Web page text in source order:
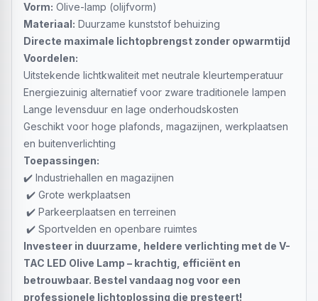
Vorm: Olive-lamp (olijfvorm)
Materiaal: Duurzame kunststof behuizing
Directe maximale lichtopbrengst zonder opwarmtijd
Voordelen:
Uitstekende lichtkwaliteit met neutrale kleurtemperatuur
Energiezuinig alternatief voor zware traditionele lampen
Lange levensduur en lage onderhoudskosten
Geschikt voor hoge plafonds, magazijnen, werkplaatsen
en buitenverlichting
Toepassingen:
✔️ Industriehallen en magazijnen
✔️ Grote werkplaatsen
✔️ Parkeerplaatsen en terreinen
✔️ Sportvelden en openbare ruimtes
Investeer in duurzame, heldere verlichting met de V-
TAC LED Olive Lamp – krachtig, efficiënt en
betrouwbaar. Bestel vandaag nog voor een
professionele lichtoplossing die presteert!